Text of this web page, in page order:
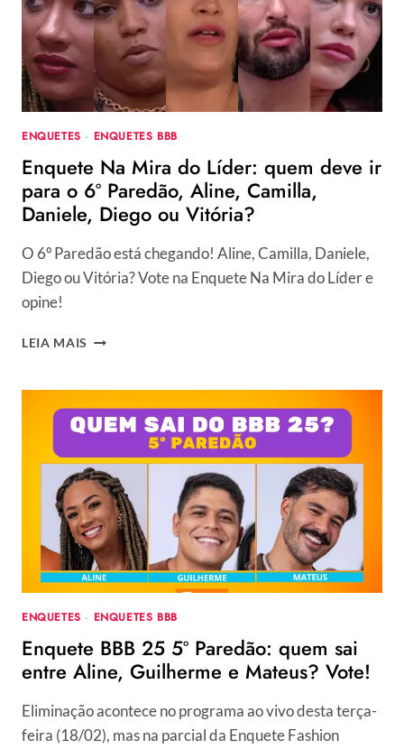
VILMA
OU
VITÓRIA?
ENQUETES · ENQUETES BBB
Enquete Na Mira do Líder: quem deve ir
para o 6º Paredão, Aline, Camilla,
Daniele, Diego ou Vitória?
O 6º Paredão está chegando! Aline, Camilla, Daniele,
Diego ou Vitória? Vote na Enquete Na Mira do Líder e
opine!
LEIA MAIS ENQUETE
DO
LÍDER:
QUEM
IR
PARA
O
6º
PAREDÃO,
ALINE,
CAMILLA,
DIEGO
OU
VITÓRIA?
ENQUETES · ENQUETES BBB
Enquete BBB 25 5º Paredão: quem sai
entre Aline, Guilherme e Mateus? Vote!
Eliminação acontece no programa ao vivo desta terça-
feira (18/02), mas na parcial da Enquete Fashion